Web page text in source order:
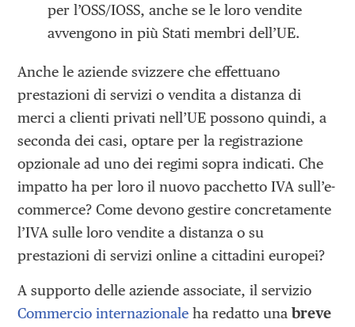
per l’OSS/IOSS, anche se le loro vendite
avvengono in più Stati membri dell’UE.
Anche le aziende svizzere che effettuano
prestazioni di servizi o vendita a distanza di
merci a clienti privati nell’UE possono quindi, a
seconda dei casi, optare per la registrazione
opzionale ad uno dei regimi sopra indicati. Che
impatto ha per loro il nuovo pacchetto IVA sull’e-
commerce? Come devono gestire concretamente
l’IVA sulle loro vendite a distanza o su
prestazioni di servizi online a cittadini europei?
A supporto delle aziende associate, il servizio
Commercio internazionale ha redatto unabreve